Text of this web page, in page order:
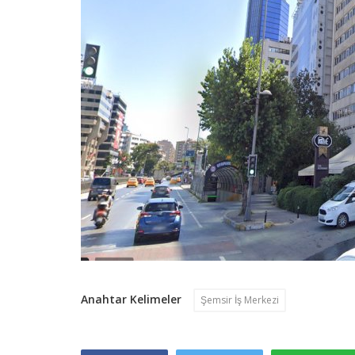
Anahtar Kelimeler Şemsir İş Merkezi